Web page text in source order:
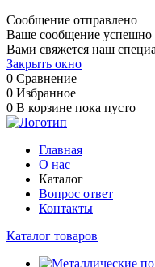
Сообщение отправлено
Ваше сообщение успешно
Вами свяжется наш
Закрыть окно
0 Сравнение
0 Избранное
0 В корзине пока пусто
Главная
О нас
Каталог
Вопрос ответ
Контакты
Каталог товаров